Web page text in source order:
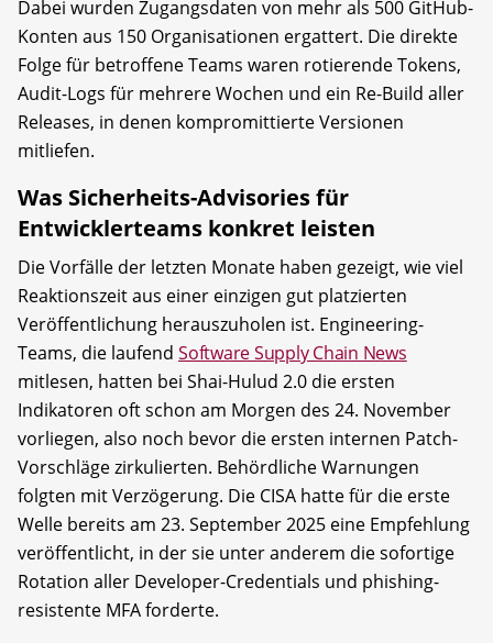
Dabei wurden Zugangsdaten von mehr als 500 GitHub-
Konten aus 150 Organisationen ergattert. Die direkte
Folge für betroffene Teams waren rotierende Tokens,
Audit-Logs für mehrere Wochen und ein Re-Build aller
Releases, in denen kompromittierte Versionen
mitliefen.
Was Sicherheits-Advisories für
Entwicklerteams konkret leisten
Die Vorfälle der letzten Monate haben gezeigt, wie viel
Reaktionszeit aus einer einzigen gut platzierten
Veröffentlichung herauszuholen ist. Engineering-
Teams, die laufend Software Supply Chain News
mitlesen, hatten bei Shai-Hulud 2.0 die ersten
Indikatoren oft schon am Morgen des 24. November
vorliegen, also noch bevor die ersten internen Patch-
Vorschläge zirkulierten. Behördliche Warnungen
folgten mit Verzögerung. Die CISA hatte für die erste
Welle bereits am 23. September 2025 eine Empfehlung
veröffentlicht, in der sie unter anderem die sofortige
Rotation aller Developer-Credentials und phishing-
resistente MFA forderte.